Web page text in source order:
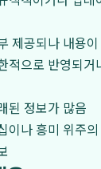
제공되나 내용
적으로 반영되거
된 정보가 많음
이나 흥미 위주